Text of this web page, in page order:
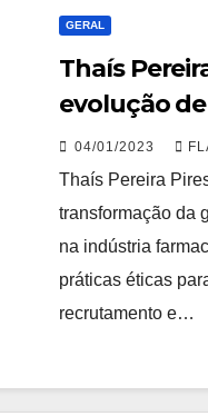
GERAL
Thaís
evolução
04/01/2023
Thaís Pereira
transformação da
na indústria
práticas éticas
recrutamento e…